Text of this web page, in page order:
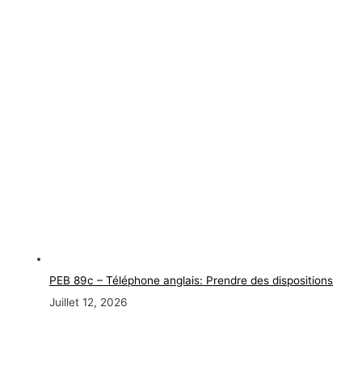
PEB 89c – Téléphone anglais: Prendre des dispositions
Juillet 12, 2026